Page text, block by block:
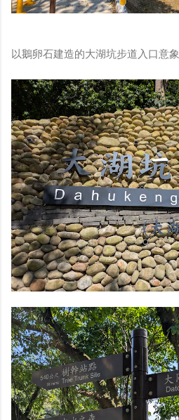
以鵝卵石建造的大湖坑步道入口意象